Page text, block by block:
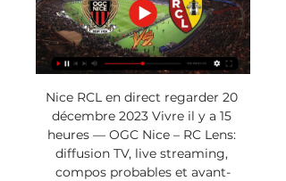
Nice RCL en direct regarder 20
décembre 2023 Vivre il y a 15
heures — OGC Nice – RC Lens:
diffusion TV, live streaming,
compos probables et avant-